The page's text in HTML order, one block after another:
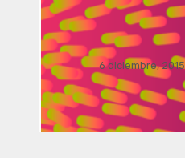
6 diciembre, 2015